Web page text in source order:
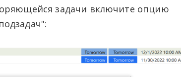
задачи включите опцию